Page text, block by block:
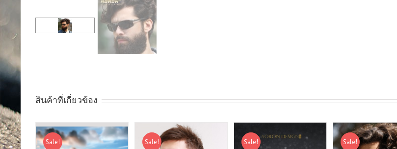
สินค้าที่เกี่ยวข้อง
Sale! Sale! Sale! Sale!